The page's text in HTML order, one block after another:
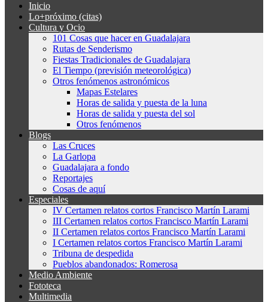
Inicio
Lo+próximo (citas)
Cultura y Ocio
101 Cosas que hacer en Guadalajara
Rutas de Senderismo
Fiestas Tradicionales de Guadalajara
El Tiempo (previsión meteorológica)
Otros fenómenos astronómicos
Mapas Estelares
Horas de salida y puesta de la luna
Horas de salida y puesta del sol
Otros fenómenos
Blogs
Las Cruces
La Garlopa
Guadalajara a fondo
Reportajes
Cosas de aquí
Especiales
IV Certamen relatos cortos Francisco Martín Larami
III Certamen relatos cortos Francisco Martín Larami
II Certamen relatos cortos Francisco Martín Larami
I Certamen relatos cortos Francisco Martín Larami
Tribuna de despedida
Pueblos abandonados: Romerosa
Medio Ambiente
Fototeca
Multimedia